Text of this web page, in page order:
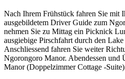
Nach Ihrem Frühstück fahren Sie mit
ausgebildetem Driver Guide zum
nehmen Sie zu Mittag ein Picknick
ausgiebige Pirschfahrt durch den
Anschliessend fahren Sie weiter
Ngorongoro Manor. Abendessen und
Manor (Doppelzimmer Cottage -